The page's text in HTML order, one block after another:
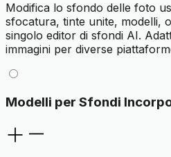
Modifica lo sfondo delle foto
sfocatura, tinte unite, modelli,
singolo editor di sfondi AI.
immagini per diverse
Modelli per Sfondi